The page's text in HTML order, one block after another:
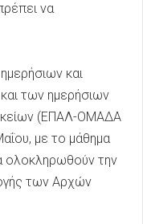
να
και
των ημερήσιων
(ΕΠΑΛ-ΟΜΑΔΑ
με το μάθημα
ολοκληρωθούν την
των Αρχών